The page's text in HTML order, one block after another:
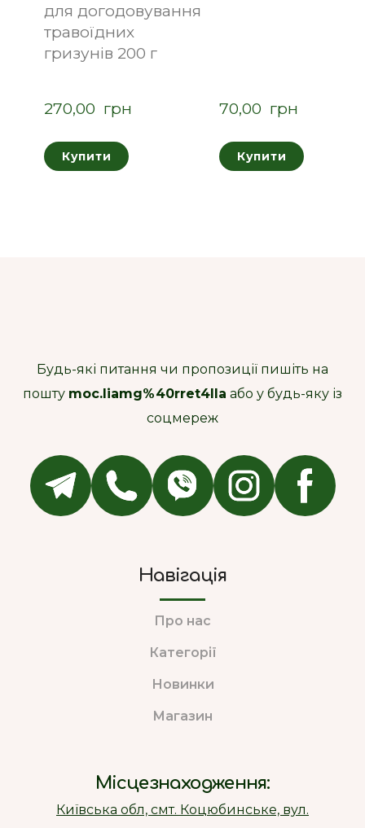
для догодовування
травоїдних
гризунів 200 г
270,00  грн
Купити
70,00  грн
Купити
Будь-які питання чи пропозиції пишіть на
пошту moc.liamg%40rret4lla або у будь-яку із
соцмереж
Навігація
Про нас
Категорії
Новинки
Магазин
Місцезнаходження:
Київська обл, смт. Коцюбинське, вул.